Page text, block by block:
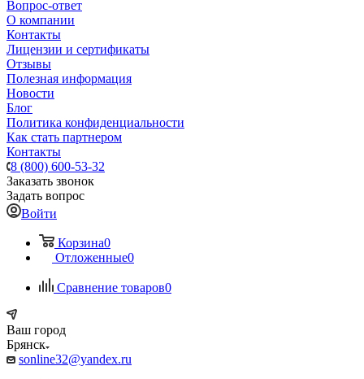
Вопрос-ответ
О компании
Контакты
Лицензии и сертификаты
Отзывы
Полезная информация
Новости
Блог
Политика конфиденциальности
Как стать партнером
Контакты
8 (800) 600-53-32
Заказать звонок
Задать вопрос
Войти
Корзина0
Отложенные0
Сравнение товаров0
Ваш город
Брянск
sonline32@yandex.ru